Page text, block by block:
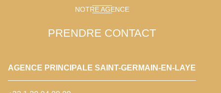
NOTRE AGENCE
PRENDRE CONTACT
AGENCE PRINCIPALE SAINT-GERMAIN-EN-LAYE